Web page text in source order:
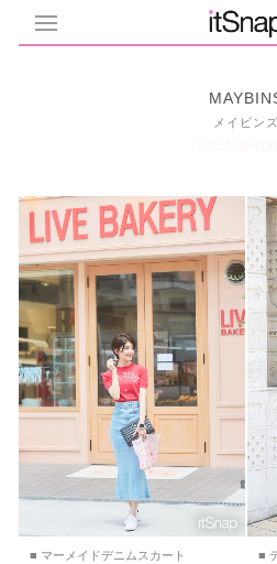
メイビンズ
2
■ マーメイドデニムスカート
■